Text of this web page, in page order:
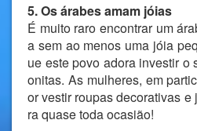
5. Os árabes amam jóias
É muito raro encontrar um
a sem ao menos uma jóia
ue este povo adora investir o
onitas. As mulheres, em
or vestir roupas decorativas
ra quase toda ocasião!